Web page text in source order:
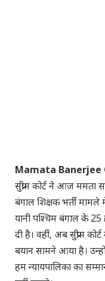
Mamata Banerjee
सुप्रीम कोर्ट ने आज ममता
बंगाल शिक्षक भर्ती
यानी पश्चिम बंगाल के 25
दी है। वहीं, अब सुप्रीम
बयान सामने आया है।
हम न्यायपालिका का